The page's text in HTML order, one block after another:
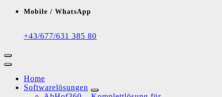
Mobile / WhatsApp
+43/677/631 385 80
Home
Softwarelösungen